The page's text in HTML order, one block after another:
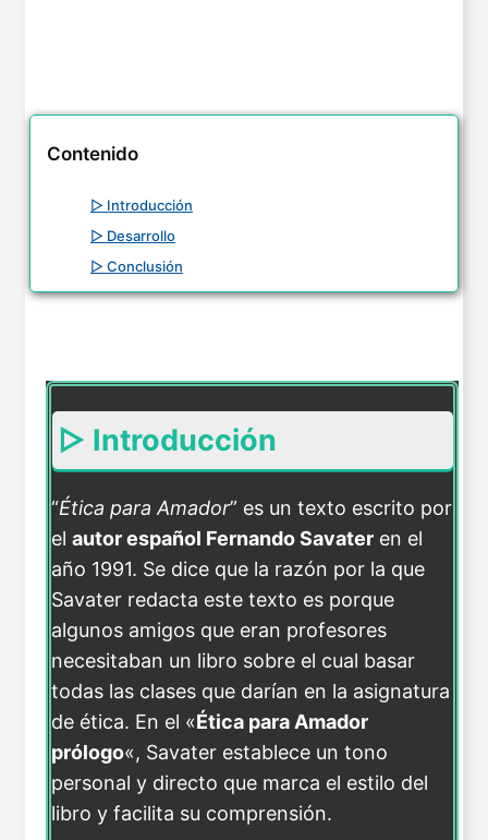
Contenido
▷ Introducción
▷ Desarrollo
▷ Conclusión
▷ Introducción
“Ética para Amador” es un texto escrito por
el autor español Fernando Savater en el
año 1991. Se dice que la razón por la que
Savater redacta este texto es porque
algunos amigos que eran profesores
necesitaban un libro sobre el cual basar
todas las clases que darían en la asignatura
de ética. En el «Ética para Amador
prólogo«, Savater establece un tono
personal y directo que marca el estilo del
libro y facilita su comprensión.